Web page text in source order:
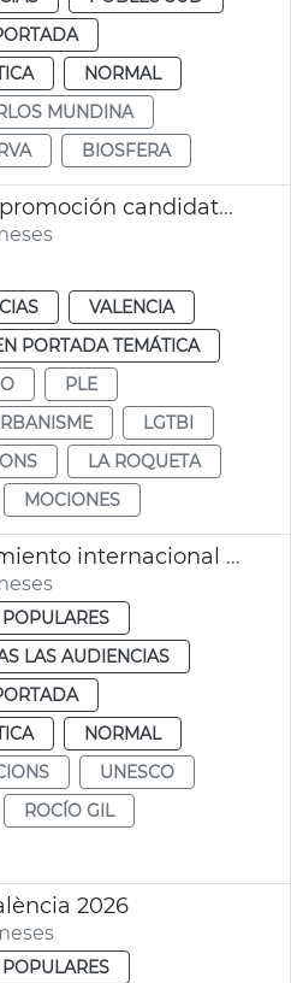
NORMAL
MUNDINA
BIOSFERA
Acuerdo plenario promoción candidatura Corpus Patrimonio Cultural Unesco
VALENCIA
PORTADA TEMÁTICA
PLE
LGTBI
LA ROQUETA
MOCIONES
Impulso reconocimiento internacional Corpus Christi València
LAS AUDIENCIAS
NORMAL
UNESCO
ROCÍO GIL
2026